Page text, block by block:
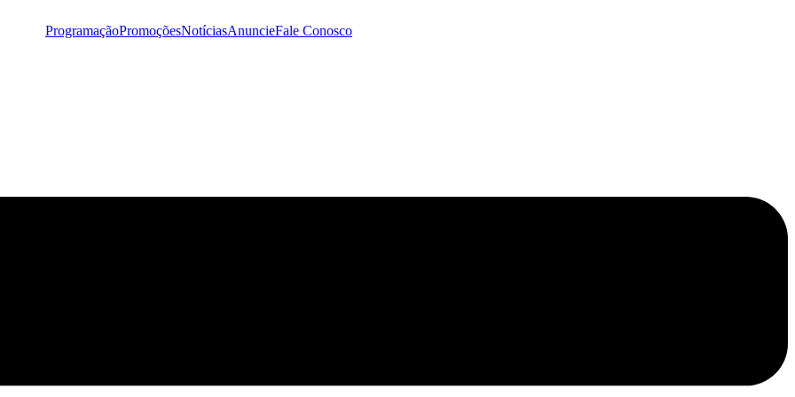
ProgramaçãoPromoçõesNotíciasAnuncieFale Conosco